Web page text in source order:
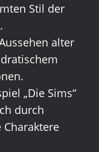
Stil der
alter
„Die Sims“
durch